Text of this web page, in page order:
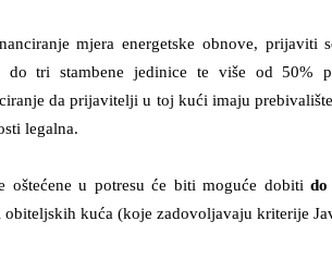
mjera energetske obnove,
do tri stambene jedinice te više od 50%
da prijavitelji u toj kući imaju
legalna.
oštećene u potresu će biti moguće dobiti do
obiteljskih kuća (koje zadovoljavaju kriterije